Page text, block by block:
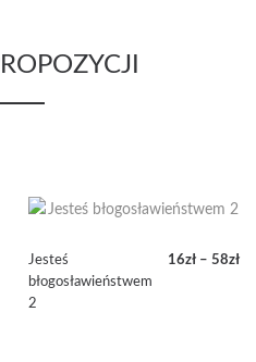
Jesteś
błogosławieństwem
2
16zł – 58zł